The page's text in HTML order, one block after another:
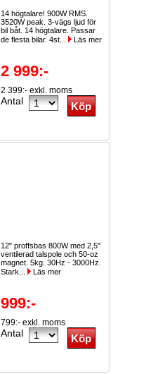
14 högtalare! 900W RMS.
3520W peak. 3-vägs ljud för
bil båt. 14 högtalare. Passar
de flesta bilar. 4st...
Läs mer
2 999:-
2 399:- exkl. moms
Antal
12" proffsbas 800W med 2,5"
ventilerad talspole och 50-oz
magnet. 5kg. 30Hz - 3000Hz.
Stark...
Läs mer
999:-
799:- exkl. moms
Antal